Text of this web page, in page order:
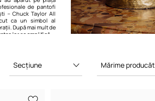
de pantofi
– Chuck Taylor All
ca un simbol al
După mai mult de
lor se amplifică.
Secțiune Mărime producător